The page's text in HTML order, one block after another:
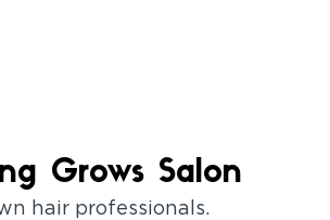
Grows Salon
hair professionals.